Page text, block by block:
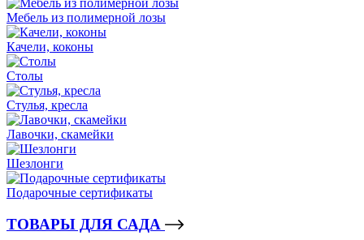
Мебель из полимерной лозы
Качели, коконы
Столы
Стулья, кресла
Лавочки, скамейки
Шезлонги
Подарочные сертификаты
ТОВАРЫ ДЛЯ САДА